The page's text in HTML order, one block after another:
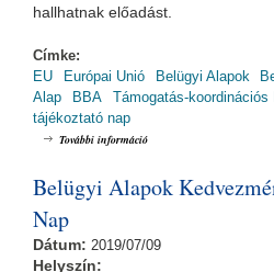
hallhatnak előadást.
Címke:
EU
Európai Unió Belügyi Alapok
Alap
BBA Támogatás-koordinációs
tájékoztató nap
További információ
Belügyi Alapok
Nap
Dátum: 2019/07/09
Helyszín: